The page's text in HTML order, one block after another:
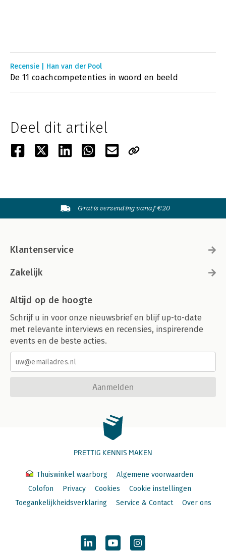
Recensie | Han van der Pool
De 11 coachcompetenties in woord en beeld
Deel dit artikel
Gratis verzending vanaf €20
Klantenservice
Zakelijk
Altijd op de hoogte
Schrijf u in voor onze nieuwsbrief en blijf up-to-date
met relevante interviews en recensies, inspirerende
events en de beste acties.
Aanmelden
PRETTIG KENNIS MAKEN
Thuiswinkel waarborg
Algemene voorwaarden
Colofon
Privacy Cookies
Cookie instellingen
Toegankelijkheidsverklaring
Service & Contact Over ons